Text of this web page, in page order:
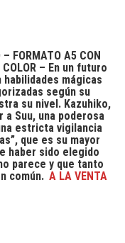
– FORMATO A5 CON
COLOR – En un futuro
mágicas
según su
su nivel. Kazuhiko,
Suu, una poderosa
estricta vigilancia
que es su mayor
haber sido elegido
parece y que tanto
común. A LA VENTA